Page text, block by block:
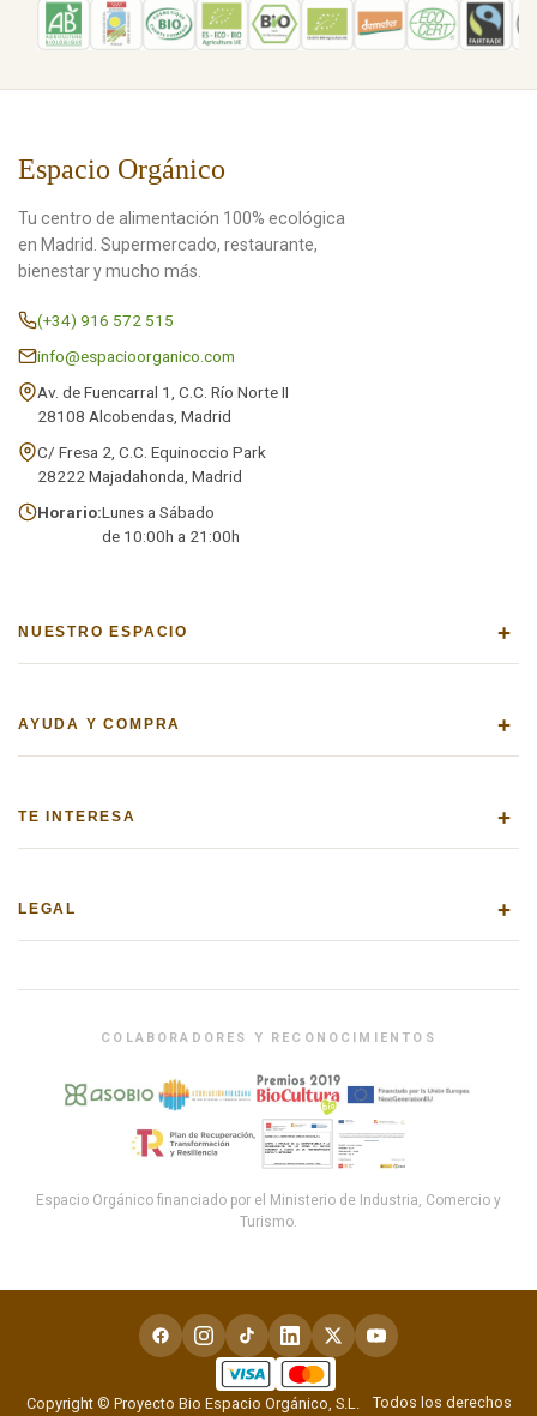
Espacio Orgánico
Tu centro de alimentación 100% ecológica
en Madrid. Supermercado, restaurante,
bienestar y mucho más.
(+34) 916 572 515
info@espacioorganico.com
Av. de Fuencarral 1, C.C. Río Norte II
28108 Alcobendas, Madrid
C/ Fresa 2, C.C. Equinoccio Park
28222 Majadahonda, Madrid
Horario:Lunes a Sábado
de 10:00h a 21:00h
NUESTRO ESPACIO +
AYUDA Y COMPRA +
TE INTERESA +
LEGAL +
COLABORADORES Y RECONOCIMIENTOS
Espacio Orgánico financiado por el Ministerio de Industria, Comercio y
Turismo.
Copyright © Proyecto Bio Espacio Orgánico, S.L. Todos los derechos